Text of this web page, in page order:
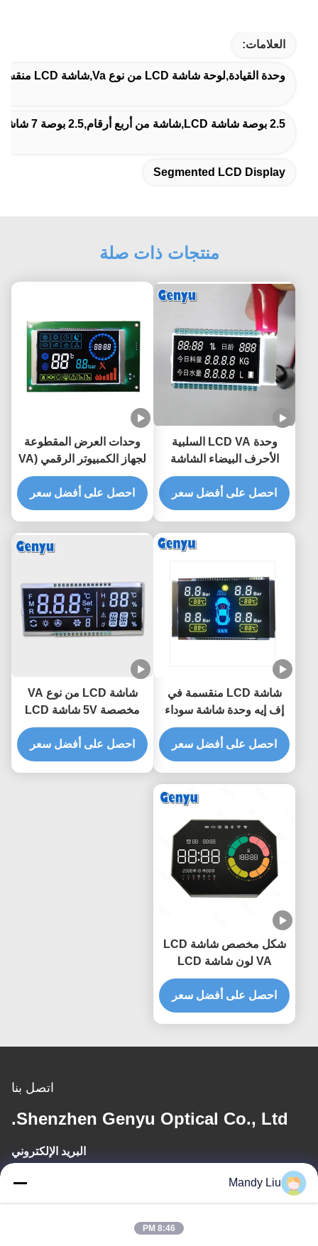
العلامات:
وحدة القيادة,لوحة شاشة LCD من نوع Va,شاشة LCD منقسمة
2.5 بوصة شاشة LCD,شاشة من أربع أرقام,2.5 بوصة 7 شاشة شريحة
Segmented LCD Display
منتجات ذات صلة
وحدة LCD VA السلبية
الأحرف البيضاء الشاشة
السوداء 4.5 فولت 34PIN
للمغذية
احصل على أفضل سعر
وحدات العرض المقطوعة
لجهاز الكمبيوتر الرقمي (VA
LCD Segment Display
Module Chip On Board
Color Icons 5.0V High
احصل على أفضل سعر
شاشة LCD منقسمة في
إف إيه وحدة شاشة سوداء
COB + PIN لضغط إطارات
السيارات
احصل على أفضل سعر
شاشة LCD من نوع VA
مخصصة 5V شاشة LCD
تعرض PIN
احصل على أفضل سعر
شكل مخصص شاشة LCD
VA لون شاشة LCD
منقسمة 4Digit شاشة زيبرا
للساعة
احصل على أفضل سعر
اتصل بنا
Shenzhen Genyu Optical Co., Ltd.
البريد الإلكتروني
Tan@genyudisplay.com
Mandy Liu
8:46 PM